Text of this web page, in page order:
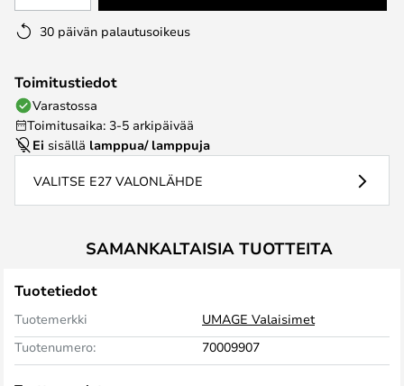
30 päivän palautusoikeus
Toimitustiedot
Varastossa
Toimitusaika: 3-5 arkipäivää
Ei sisällä lamppua/ lamppuja
VALITSE E27 VALONLÄHDE
SAMANKALTAISIA TUOTTEITA
Tuotetiedot
Tuotemerkki
UMAGE Valaisimet
Tuotenumero:
70009907